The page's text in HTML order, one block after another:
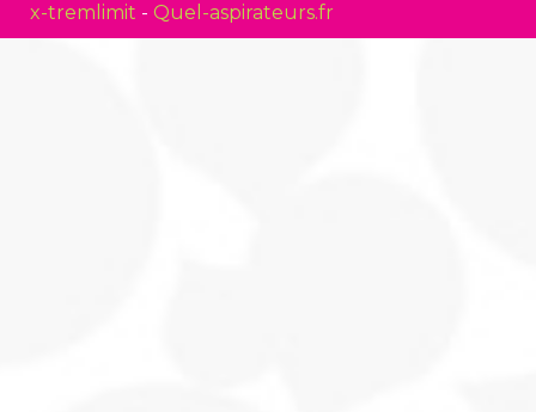
x-tremlimit - Quel-aspirateurs.fr